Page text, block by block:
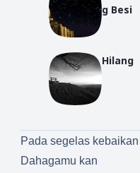
g Besi
Hilang
Pada segelas kebaikan
Dahagamu kan